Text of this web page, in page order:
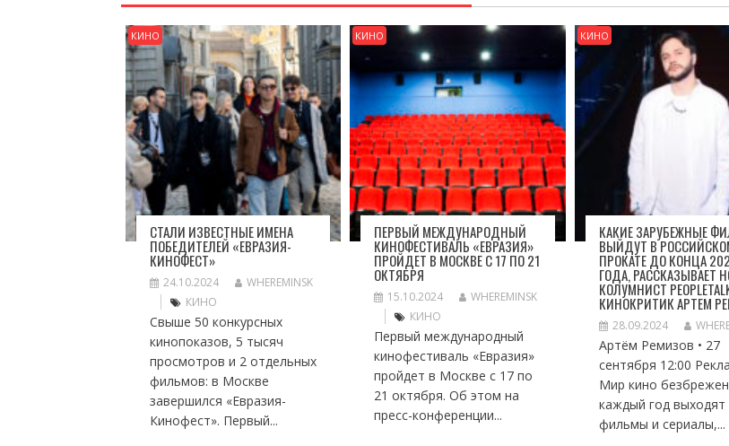
КИНО
СТАЛИ ИЗВЕСТНЫЕ ИМЕНА
ПОБЕДИТЕЛЕЙ «ЕВРАЗИЯ-
КИНОФЕСТ»
24.10.2024
WHEREMINSK
КИНО
Свыше 50 конкурсных
кинопоказов, 5 тысяч
просмотров и 2 отдельных
фильмов: в Москве
завершился «Евразия-
Кинофест». Первый...
КИНО
ПЕРВЫЙ МЕЖДУНАРОДНЫЙ
КИНОФЕСТИВАЛЬ «ЕВРАЗИЯ»
ПРОЙДЕТ В МОСКВЕ С 17 ПО 21
ОКТЯБРЯ
15.10.2024
WHEREMINSK
КИНО
Первый международный
кинофестиваль «Евразия»
пройдет в Москве с 17 по
21 октября. Об этом на
пресс-конференции...
КИНО
КАКИЕ ЗАРУБЕЖНЫЕ
ВЫЙДУТ В
ПРОКАТЕ ДО КОНЦА
ГОДА, РАССКАЗЫВАЕТ
КОЛУМНИСТ
КИНОКРИТИК АРТЕМ
28.09.2024
Артём Ремизов • 27
сентября 12:00
Мир кино
каждый год выходят
фильмы и сериалы,...